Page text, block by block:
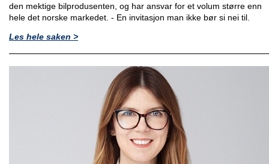
den mektige bilprodusenten, og har ansvar for et volum større enn
hele det norske markedet. - En invitasjon man ikke bør si nei til.
Les hele saken >